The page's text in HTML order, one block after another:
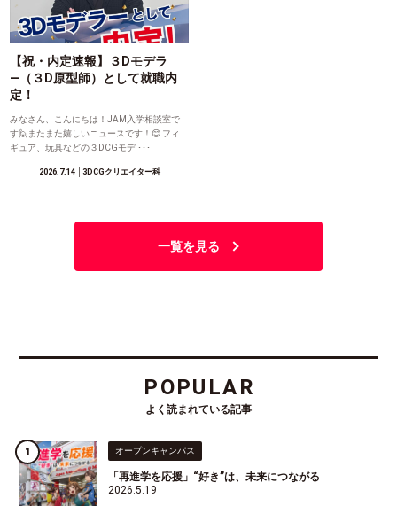
【祝・内定速報】３Dモデラ
―（３D原型師）として就職内
定！
みなさん、こんにちは！JAM入学相談室で
す🙋またまた嬉しいニュースです！😊 フィ
ギュア、玩具などの３DCGモデ ･･･
2026.7.14│3DCGクリエイター科
一覧を見る
POPULAR
よく読まれている記事
オープンキャンパス
「再進学を応援」“好き”は、未来につながる
2026.5.19